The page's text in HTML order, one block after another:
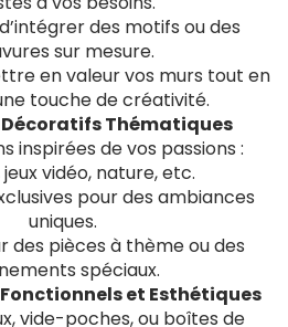
des motifs ou des
sur mesure.
en valeur vos murs tout en
touche de créativité.
Décoratifs Thématiques
inspirées de vos passions :
vidéo, nature, etc.
pour des ambiances
uniques.
pièces à thème ou des
spéciaux.
et Esthétiques
vide-poches, ou boîtes de